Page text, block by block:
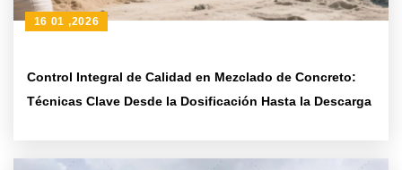
Control Integral de Calidad en Mezclado de Concreto:
Técnicas Clave Desde la Dosificación Hasta la Descarga
16 01 ,2026